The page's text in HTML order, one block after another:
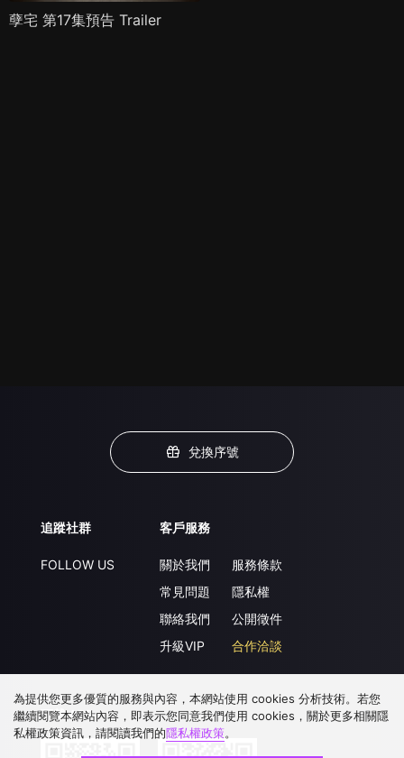
孽宅 第17集預告 Trailer
兌換序號
追蹤社群
FOLLOW US
客戶服務
關於我們
常見問題
聯絡我們
升級VIP
服務條款
隱私權
公開徵件
合作洽談
下載 APP
為提供您更多優質的服務與內容，本網站使用 cookies 分析技術。若您
繼續閱覽本網站內容，即表示您同意我們使用 cookies，關於更多相關隱
私權政策資訊，請閱讀我們的隱私權政策。